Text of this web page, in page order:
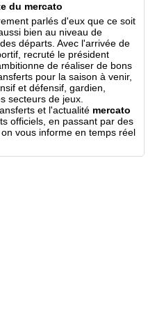
du mercato
parlés d'eux que ce soit
bien au niveau de
départs. Avec l'arrivée de
recruté le président
de réaliser de bons
pour la saison à venir,
et défensif, gardien,
secteurs de jeux.
et l'actualité mercato
officiels, en passant par des
vous informe en temps réel